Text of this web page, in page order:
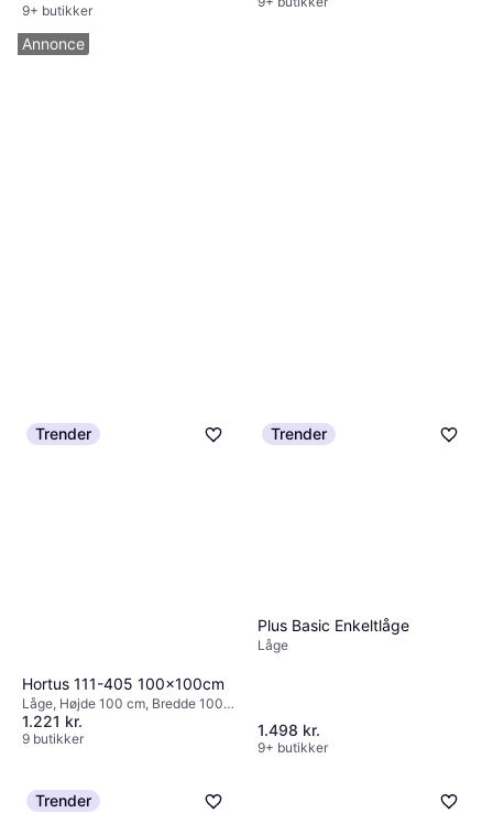
9+ butikker
Trender
Hortus 111-405 100x100cm
Låge, Højde 100 cm, Bredde 100
cm
1.221 kr.
9 butikker
Trender
Plus Basic Enkeltlåge
Låge
1.498 kr.
9+ butikker
Trender
Annonce